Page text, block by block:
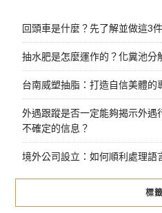
回頭車是什麼？先了解並做這3
抽水肥是怎麼運作的？化糞池分
台南威塑抽脂：打造自信美體的
外遇跟蹤是否一定能夠揭示外遇
不確定的信息？
境外公司設立：如何順利處理語
標籤